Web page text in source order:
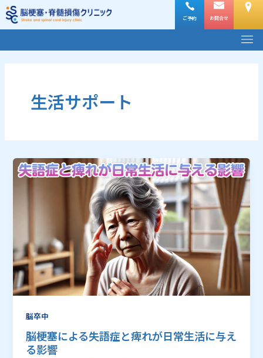
内
容
ス
ご予約 お問合せ
メ
ニ
生活サポート
脳卒中
脳梗塞による失語症と痺れが日常生活に与え
る影響